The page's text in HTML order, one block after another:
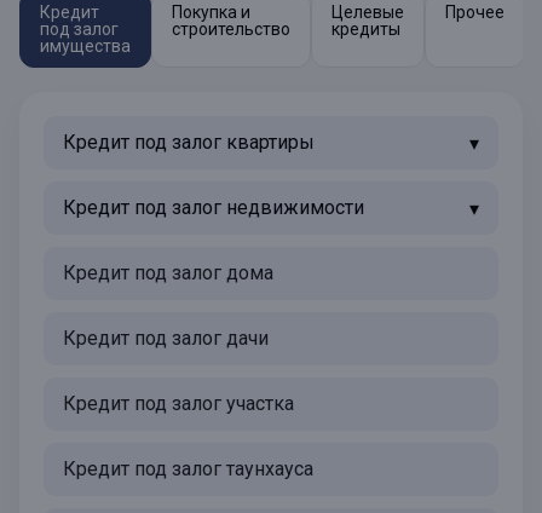
Кредит
под залог
имущества
Покупка и
строительство
Целевые
кредиты
Прочее
Кредит под залог квартиры
Кредит под залог недвижимости
Кредит под залог дома
Кредит под залог дачи
Кредит под залог участка
Кредит под залог таунхауса